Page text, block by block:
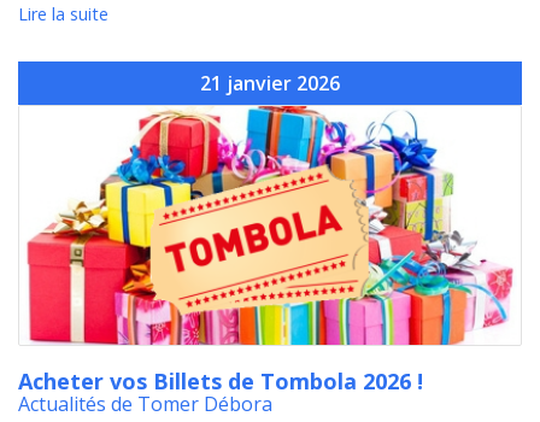
Lire la suite
21 janvier 2026
Acheter vos Billets de Tombola 2026 !
Actualités de Tomer Débora